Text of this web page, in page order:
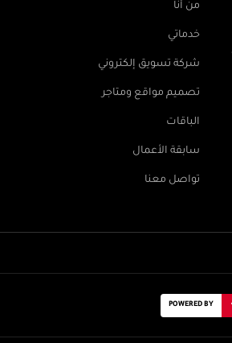
من أنا
خدماتي
شركة تسويق إلكتروني
تصميم مواقع ومتاجر
الباقات
سابقة الأعمال
تواصل معنا
POWERED BY